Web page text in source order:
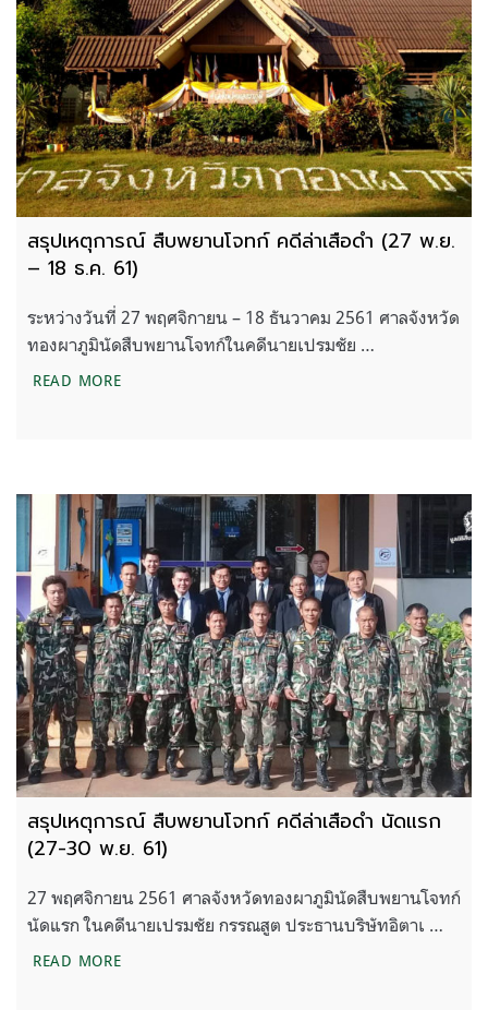
สรุปเหตุการณ์ สืบพยานโจทก์ คดีล่าเสือดำ (27 พ.ย.
– 18 ธ.ค. 61)
ระหว่างวันที่ 27 พฤศจิกายน – 18 ธันวาคม 2561 ศาลจังหวัด
ทองผาภูมินัดสืบพยานโจทก์ในคดีนายเปรมชัย …
READ MOREสรุปเหตุการณ์ สืบพยานโจทก์ คดีล่าเสือดำ (27 พ.ย.
สรุปเหตุการณ์ สืบพยานโจทก์ คดีล่าเสือดำ นัดแรก
(27-30 พ.ย. 61)
27 พฤศจิกายน 2561 ศาลจังหวัดทองผาภูมินัดสืบพยานโจทก์
นัดแรก ในคดีนายเปรมชัย กรรณสูต ประธานบริษัทอิตาเ …
READ MOREสรุปเหตุการณ์ สืบพยานโจทก์ คดีล่าเสือดำ นัดแรก